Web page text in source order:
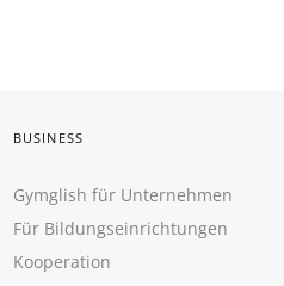
BUSINESS
Gymglish für Unternehmen
Für Bildungseinrichtungen
Kooperation